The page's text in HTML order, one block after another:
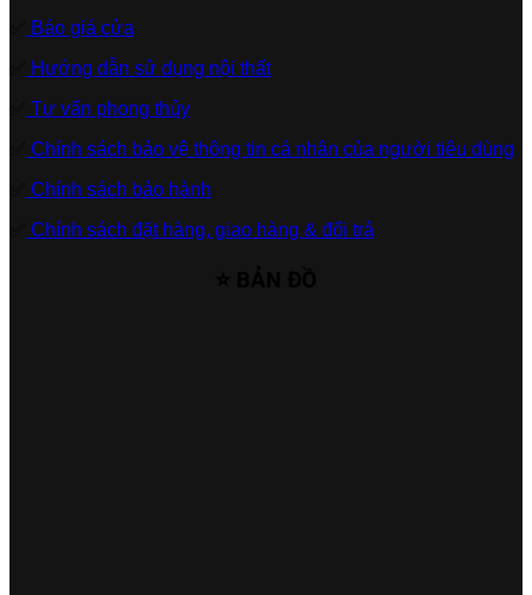
Báo giá cửa
Hướng dẫn sử dụng nội thất
Tư vấn phong thủy
Chính sách bảo vệ thông tin cá nhân của người tiêu dùng
Chính sách bảo hành
Chính sách đặt hàng, giao hàng & đổi trả